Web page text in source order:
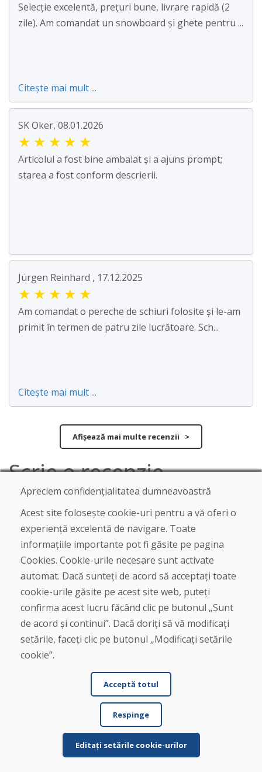
Selecție excelentă, prețuri bune, livrare rapidă (2
zile). Am comandat un snowboard și ghete pentru ...
Citește mai mult ...
SK Oker, 08.01.2026
★ ★ ★ ★ ★
Articolul a fost bine ambalat și a ajuns prompt;
starea a fost conform descrierii.
Jürgen Reinhard , 17.12.2025
★ ★ ★ ★ ★
Am comandat o pereche de schiuri folosite și le-am
primit în termen de patru zile lucrătoare. Sch...
Citește mai mult ...
Afișează mai multe recenzii >
Scrie o recenzie
★★★★★
Nume și prenume
Linia de asistență
Apreciem confidențialitatea dumneavoastră
Acest site folosește cookie-uri pentru a vă oferi o
experiență excelentă de navigare. Toate
informațiile importante pot fi găsite pe pagina
Cookies. Cookie-urile necesare sunt activate
automat. Dacă sunteți de acord să acceptați toate
cookie-urile găsite pe acest site web, puteți
confirma acest lucru făcând clic pe butonul „Sunt
de acord și continui”. Dacă doriți să vă modificați
setările, faceți clic pe butonul „Modificați setările
cookie”.
Acceptă totul
Respinge
Editați setările cookie-urilor